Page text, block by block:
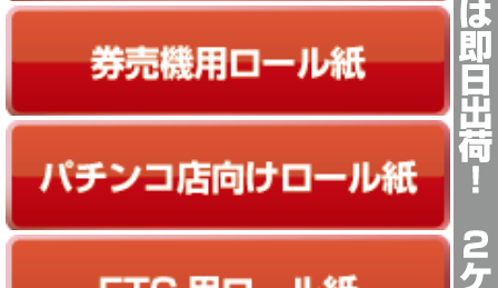
券売機ロール紙
パチンコ店向けロール紙
ETC用向けロール紙